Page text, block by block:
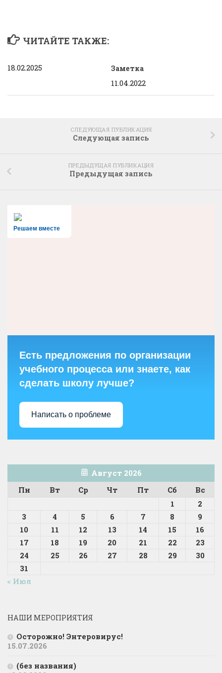
ЧИТАЙТЕ ТАКЖЕ:
18.02.2025 Заметка
11.04.2022
СЛЕДУЮЩАЯ ПУБЛИКАЦИЯ
Следующая запись
ПРЕДЫДУЩАЯ ПУБЛИКАЦИЯ
Предыдущая запись
Решаем вместе
Есть предложения по организации
учебного процесса или знаете, как
сделать школу лучше?
Написать о проблеме
Август 2026
Пн
Вт Ср Чт Пт Сб
Вс
1
2
3
4 5 6 7 8
9
10
11 12 13 14 15
16
17
18 19 20 21 22
23
24
25 26 27 28 29
30
31
« Июл
НАШИ МЕРОПРИЯТИЯ
Осторожно! Энтеровирус!
15.07.2026
(без названия)